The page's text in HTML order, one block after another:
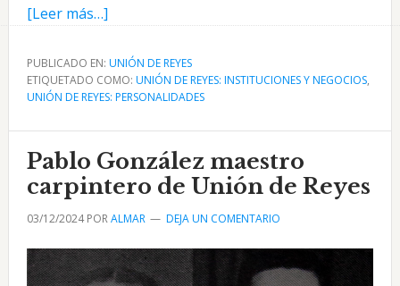
[Leer más…]acerca
Benigno
Candocia
un
coruñés
comerciante
de
Unión
de
Reyes
PUBLICADO EN: UNIÓN DE REYES
ETIQUETADO COMO: UNIÓN DE REYES: INSTITUCIONES Y NEGOCIOS,
UNIÓN DE REYES: PERSONALIDADES
Pablo González maestro
carpintero de Unión de Reyes
03/12/2024PORALMAR DEJA UN COMENTARIO